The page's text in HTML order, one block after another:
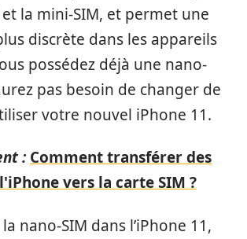
la mini-SIM, et permet une
discrète dans les appareils
possédez déjà une nano-
pas besoin de changer de
votre nouvel iPhone 11.
: Comment transférer des
vers la carte SIM ?
nano-SIM dans l’iPhone 11,